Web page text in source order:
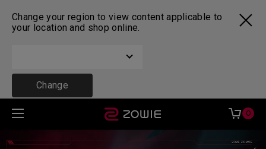
Change your region to view content applicable to
your location and shop online.
Change
0